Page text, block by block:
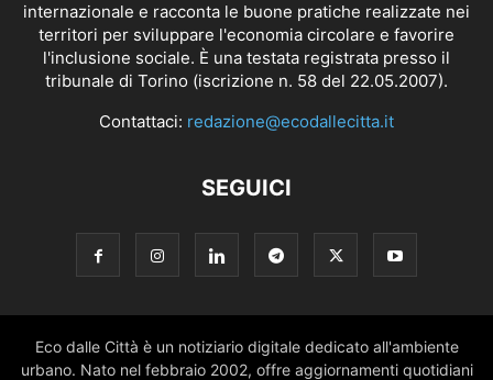
internazionale e racconta le buone pratiche realizzate nei
territori per sviluppare l'economia circolare e favorire
l'inclusione sociale. È una testata registrata presso il
tribunale di Torino (iscrizione n. 58 del 22.05.2007).
Contattaci: redazione@ecodallecitta.it
SEGUICI
Eco dalle Città è un notiziario digitale dedicato all'ambiente
urbano. Nato nel febbraio 2002, offre aggiornamenti quotidiani